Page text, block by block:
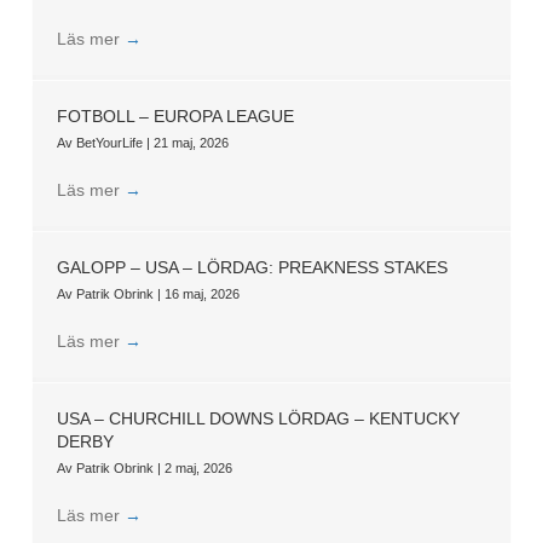
Läs mer →
FOTBOLL – EUROPA LEAGUE
Av BetYourLife | 21 maj, 2026
Läs mer →
GALOPP – USA – LÖRDAG: PREAKNESS STAKES
Av Patrik Obrink | 16 maj, 2026
Läs mer →
USA – CHURCHILL DOWNS LÖRDAG – KENTUCKY
DERBY
Av Patrik Obrink | 2 maj, 2026
Läs mer →